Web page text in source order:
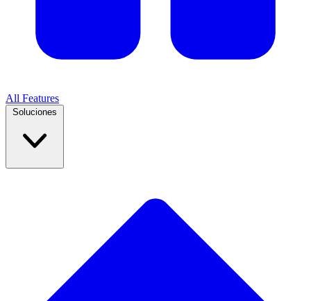
All Features